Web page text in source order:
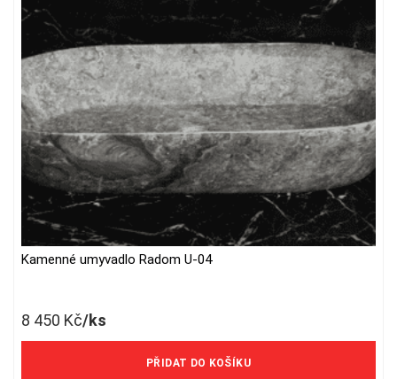
Kamenné umyvadlo Radom U-04
8 450 Kč/ks
PŘIDAT DO KOŠÍKU